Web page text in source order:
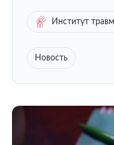
Институт
Новость